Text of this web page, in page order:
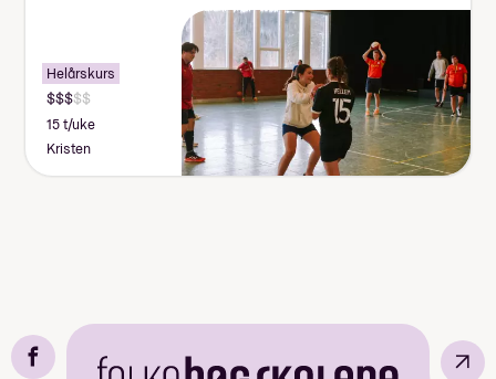
Helårskurs
15 t/uke
Kristen
↗